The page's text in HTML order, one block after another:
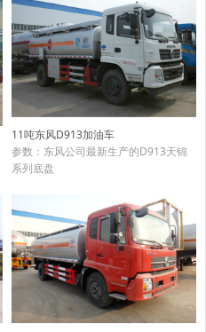
11吨东风D913加油车
参数：东风公司最新生产的D913天锦
系列底盘